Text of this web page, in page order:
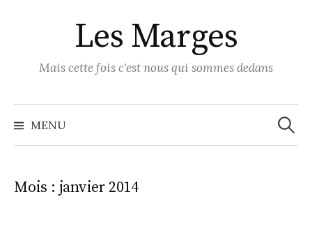
Les Marges
Mais cette fois c'est nous qui sommes dedans
MENU
Mois : janvier 2014